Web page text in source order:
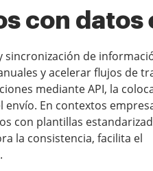
con datos
sincronización de
y acelerar flujos de
mediante API, la
En contextos
con plantillas
la consistencia, facilita el